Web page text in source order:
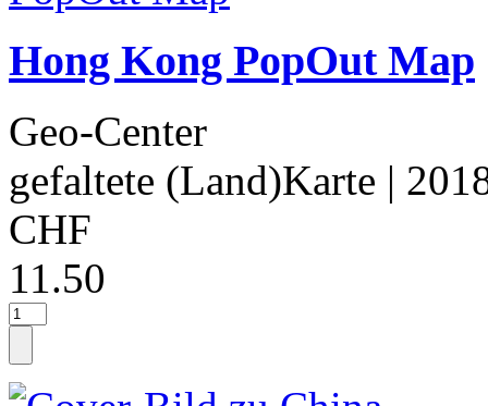
Hong Kong PopOut Map
Geo-Center
gefaltete (Land)Karte |
CHF
11.50